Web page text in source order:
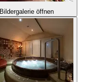
Bildergalerie öffnen